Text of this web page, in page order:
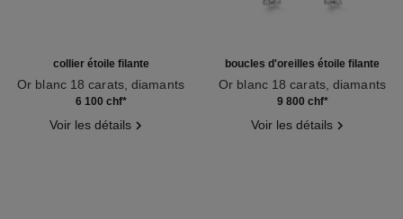
collier étoile filante
Or blanc 18 carats, diamants
Réf. J108136 100 chf*
Voir les détails
boucles d'oreilles étoile filante
Or blanc 18 carats, diamants
Réf. J108149 800 chf*
Voir les détails